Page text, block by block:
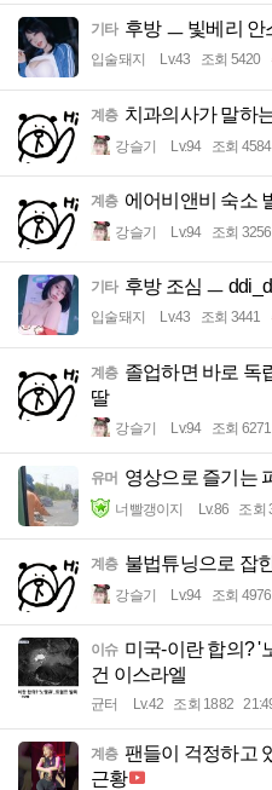
기타 후방 ㅡ 빛베리 안
입술돼지 Lv.43 조회 5420
계층 치과의사가 말하
강슬기 Lv.94 조회 4584
계층 에어비앤비 숙소
강슬기 Lv.94 조회 3256
기타 후방 조심 ㅡ
입술돼지 Lv.43 조회 3441
계층 졸업하면 바로 독
딸
강슬기 Lv.94 조회 6271
유머 영상으로 즐기는
너빨갱이지 Lv.86 조회
계층 불법튜닝으로 잡
강슬기 Lv.94 조회 4976
이슈 미국-이란 합의?
건 이스라엘
균터 Lv.42 조회 1882
계층 팬들이 걱정하고
근황